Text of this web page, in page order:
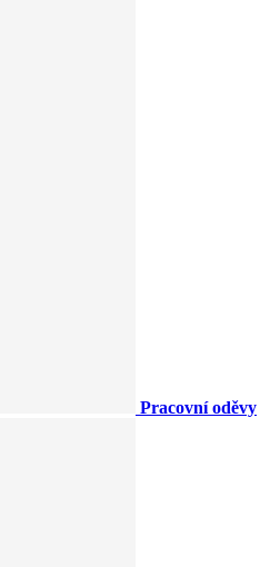
Pracovní oděvy